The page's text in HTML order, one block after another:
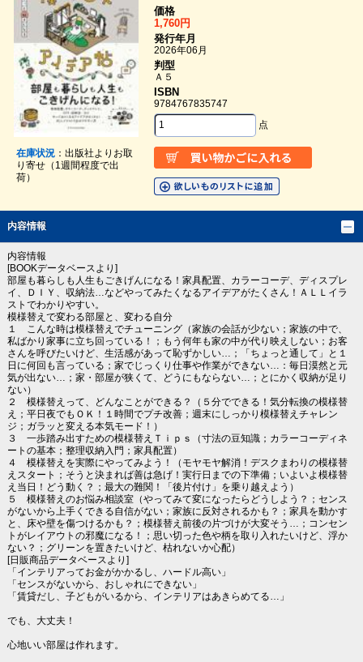
在庫状況：出版社よりお取
り寄せ（1週間程度で出
荷）
価格
1,760円
発行年月
2026年06月
判型
Ａ５
ISBN
9784767835747
点
内容情報
内容情報
[BOOKデータベースより]
部屋も暮らしも人生もごきげんになる！家具配置、カラーコーデ、ディスプレ
イ、ＤＩＹ、収納法…などやってみたくなるアイデアがたくさん！ＡＬＬイラ
ストでわかりやすい。
模様替えで変わる部屋と、変わる自分
１ こんな時は模様替えでチューニング（家族の会話が少ない；家族の中で、
私ばかり家事に立ち回っている！；もう何年も家の中が代り映えしない；お客
さんを呼びたいけど、生活感があって恥ずかしい…；「ちょっと通して」と１
日に何回も言っている；家でじっくり仕事や作業ができない…：毎日漠然と元
気が出ない…；家・部屋が狭くて、どうにもならない…；とにかく収納が足り
ない）
２ 模様替えって、どんなことができる？（５分でできる！気分転換の模様替
え；平日夜でもＯＫ！１時間でプチ改善；週末にしっかり模様替えチャレン
ジ；ガラッと変える本気モード！）
３ 一歩踏み出すための模様替えＴｉｐｓ（寸法の豆知識；カラーコーディネ
ートの基本；整理収納入門；家具配置）
４ 模様替えを実際にやってみよう！（モヤモヤ解消！デスクまわりの模様替
えスタート；そうと決まれば善は急げ！実行日までの下準備；いよいよ模様替
え当日！どう動く？；最大の難関！「後片付け」を乗り越えよう）
５ 模様替えのお悩み相談室（やってみて変になったらどうしよう？；センス
がないから上手くできる自信がない；家族に反対されるかも？；家具を動かす
と、床や壁を傷つけるかも？；模様替え前後の片づけが大変そう…；コンセン
トがレイアウトの邪魔になる！；思い切った色や柄を取り入れたいけど、浮か
ない？；グリーンを置きたいけど、枯れないか心配）
[日販商品データベースより]
「インテリアってお金がかかるし、ハードル高い」
「センスがないから、おしゃれにできない」
「賃貸だし、子どもがいるから、インテリアはあきらめてる…」
でも、大丈夫！
心地いい部屋は作れます。